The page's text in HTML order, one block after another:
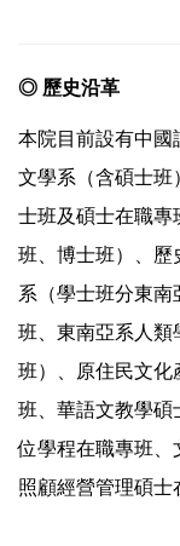
◎ 歷史沿革
本院目前設有中國
文學系（含碩士班
士班及碩士在職專
班、博士班）、歷
系（學士班分東
班、東南亞系人類
班）、原住民文化
班、華語文教學碩
位學程在職專班、
照顧經營管理碩士